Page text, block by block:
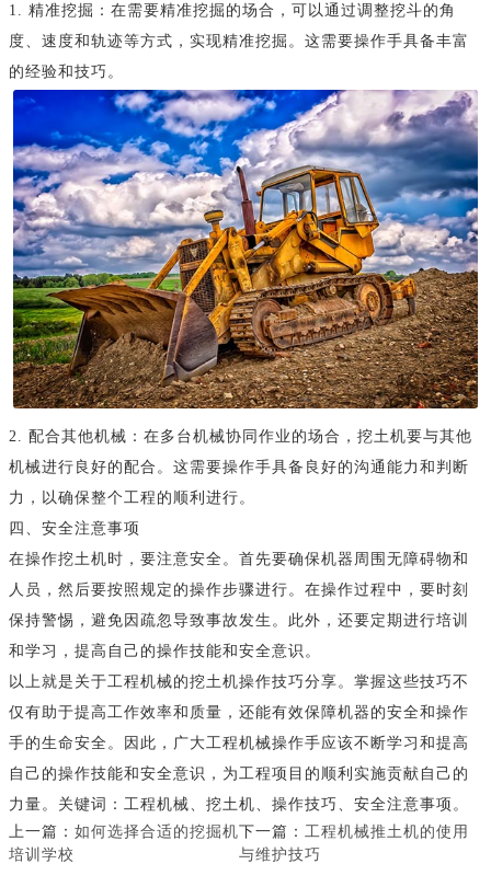
1. 精准挖掘：在需要精准挖掘的场合，可以通过调整挖斗的角
度、速度和轨迹等方式，实现精准挖掘。这需要操作手具备丰富
的经验和技巧。
2. 配合其他机械：在多台机械协同作业的场合，挖土机要与其他
机械进行良好的配合。这需要操作手具备良好的沟通能力和判断
力，以确保整个工程的顺利进行。
四、安全注意事项
在操作挖土机时，要注意安全。首先要确保机器周围无障碍物和
人员，然后要按照规定的操作步骤进行。在操作过程中，要时刻
保持警惕，避免因疏忽导致事故发生。此外，还要定期进行培训
和学习，提高自己的操作技能和安全意识。
以上就是关于工程机械的挖土机操作技巧分享。掌握这些技巧不
仅有助于提高工作效率和质量，还能有效保障机器的安全和操作
手的生命安全。因此，广大工程机械操作手应该不断学习和提高
自己的操作技能和安全意识，为工程项目的顺利实施贡献自己的
力量。关键词：工程机械、挖土机、操作技巧、安全注意事项。
上一篇： 如何选择合适的挖掘机
培训学校
下一篇： 工程机械推土机的使用
与维护技巧